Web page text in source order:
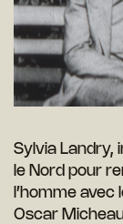
Sylvia Landry,
le Nord pour
l’homme avec
Oscar